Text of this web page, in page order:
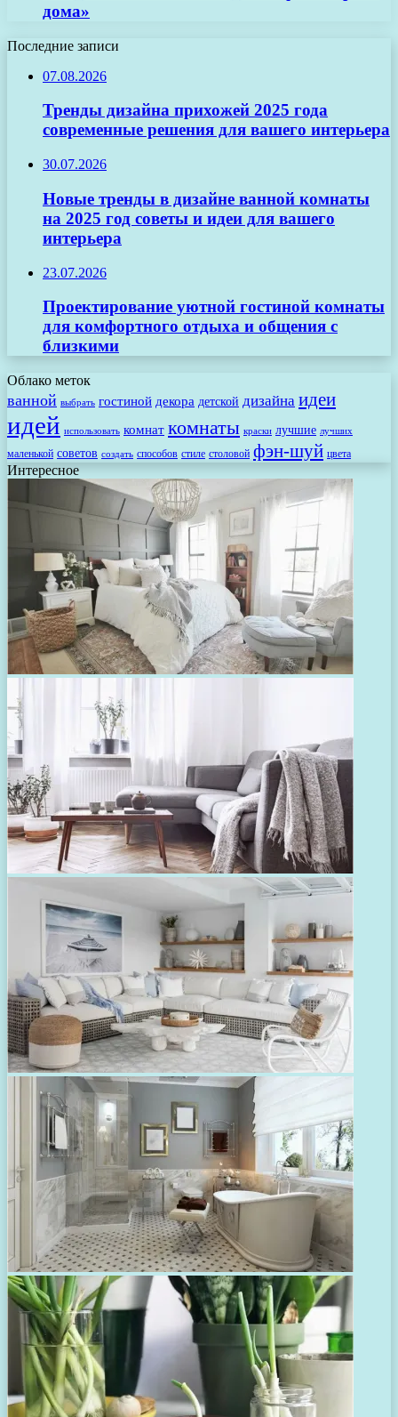
дома»
Последние записи
07.08.2026
Тренды дизайна прихожей 2025 года
современные решения для вашего интерьера
30.07.2026
Новые тренды в дизайне ванной комнаты
на 2025 год советы и идеи для вашего
интерьера
23.07.2026
Проектирование уютной гостиной комнаты
для комфортного отдыха и общения с
близкими
Облако меток
ванной выбрать гостиной декора детской дизайна идеи
идей использовать комнат комнаты краски лучшие лучших
маленькой советов создать способов стиле столовой фэн-шуй цвета
Интересное